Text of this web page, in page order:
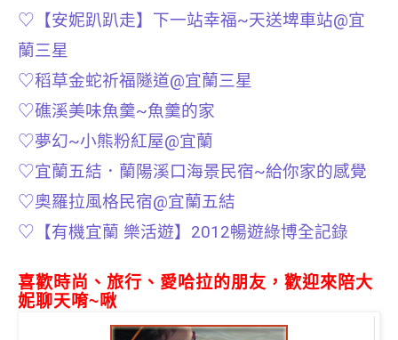
♡【安妮趴趴走】下一站幸福~天送埤車站@宜
蘭三星
♡稻草金蛇祈福隧道@宜蘭三星
♡礁溪美味魚羹~魚羹的家
♡夢幻~小熊粉紅屋@宜蘭
♡宜蘭五結．蘭陽溪口海景民宿~給你家的感覺
♡奧羅拉風格民宿@宜蘭五結
♡【有機宜蘭 樂活遊】2012暢遊綠博全記錄
喜歡時尚、旅行、愛哈拉的朋友，歡迎來陪大
妮聊天唷~啾